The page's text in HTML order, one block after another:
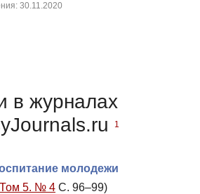
30.11.2020
в журналах
1
молодежи
5. № 4 С. 96–99)